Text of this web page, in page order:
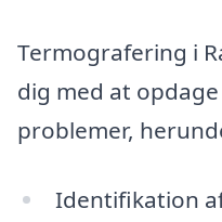
Termografering i
dig med at
problemer,
Identifikation